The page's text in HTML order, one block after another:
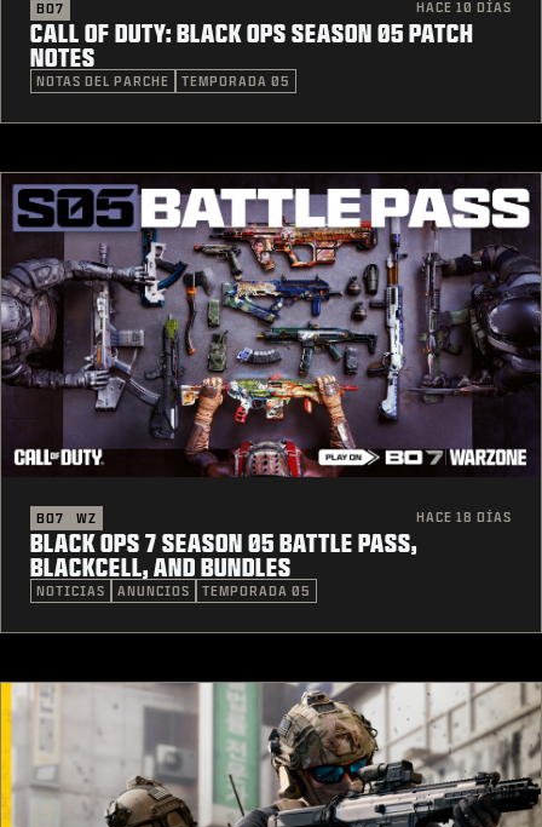
BO7 HACE 10 DÍAS
CALL OF DUTY: BLACK OPS SEASON 05 PATCH
NOTES
NOTAS DEL PARCHE TEMPORADA 05
BO7 WZ HACE 18 DÍAS
BLACK OPS 7 SEASON 05 BATTLE PASS,
BLACKCELL, AND BUNDLES
NOTICIAS ANUNCIOS TEMPORADA 05